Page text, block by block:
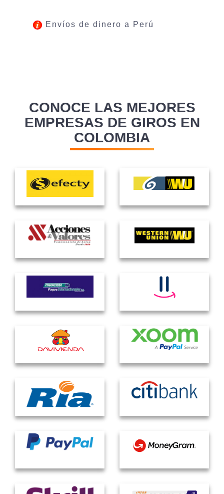
Envíos de dinero a Perú
CONOCE LAS MEJORES
EMPRESAS DE GIROS EN
COLOMBIA